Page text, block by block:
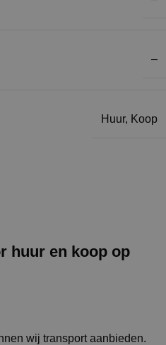
–
Huur, Koop
huur en koop op
wij transport aanbieden.